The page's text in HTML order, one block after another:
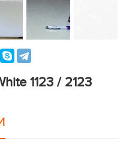
1123 / 2123